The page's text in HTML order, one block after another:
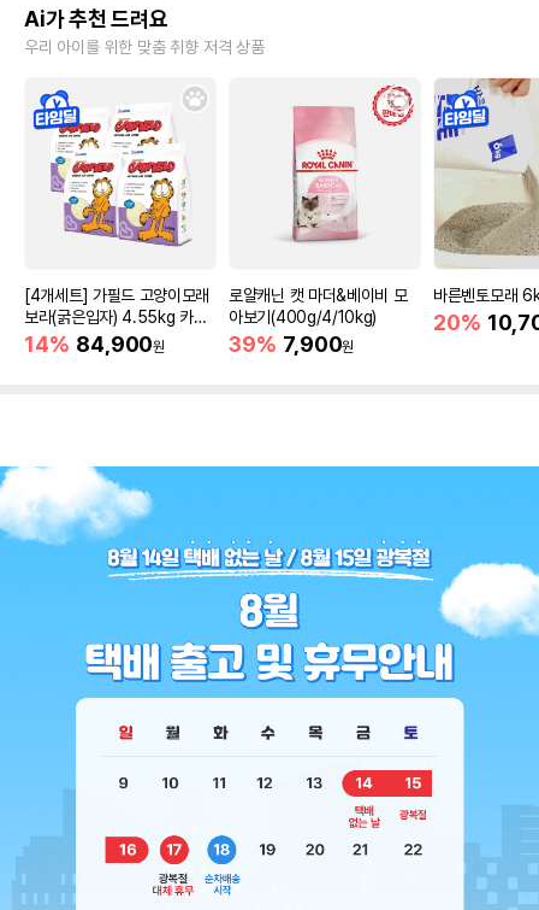
Ai가 추천 드려요
우리 아이를 위한 맞춤 취향 저격 상품
[4개세트] 가필드 고양이모래
보라(굵은입자) 4.55kg 카사
바모래
14% 84,900원
로얄캐닌 캣 마더&베이비 모
아보기(400g/4/10kg)
39% 7,900원
바른벤토모래
20%